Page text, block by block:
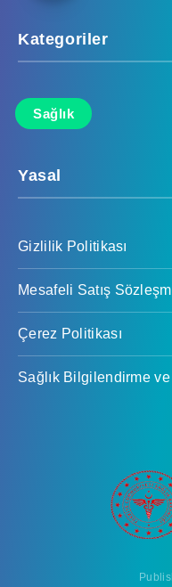
Kategoriler
Sağlık
Yasal
Gizlilik Politikası
Mesafeli Satış
Çerez Politikası
Sağlık Bilgilendirme